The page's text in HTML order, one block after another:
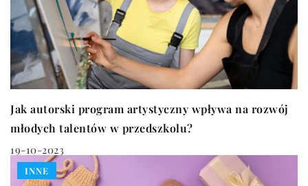
Jak autorski program artystyczny wpływa na rozwój
młodych talentów w przedszkolu?
19-10-2023
INNE